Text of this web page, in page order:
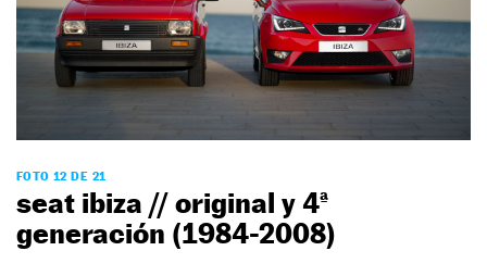
FOTO 12 DE 21
seat ibiza // original y 4ª
generación (1984-2008)